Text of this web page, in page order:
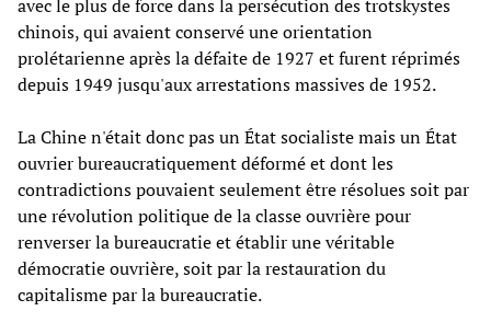
avec le plus de force dans la persécution des trotskystes
chinois, qui avaient conservé une orientation
prolétarienne après la défaite de 1927 et furent réprimés
depuis 1949 jusqu'aux arrestations massives de 1952.
La Chine n'était donc pas un État socialiste mais un État
ouvrier bureaucratiquement déformé et dont les
contradictions pouvaient seulement être résolues soit par
une révolution politique de la classe ouvrière pour
renverser la bureaucratie et établir une véritable
démocratie ouvrière, soit par la restauration du
capitalisme par la bureaucratie.